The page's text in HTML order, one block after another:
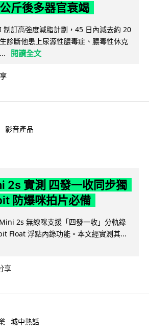
斤後多器官衰竭
制訂高強度減脂計劃，45 日內減去約 20
診斷他患上尿源性膿毒症、膿毒性休克
閱讀全文
影音產品
2s 實測 四發一收同步獨
防爆咪拍片必備
2s 無線咪支援「四發一收」分軌錄
Float 浮點內錄功能。本文經實測其...
享
城中熱話